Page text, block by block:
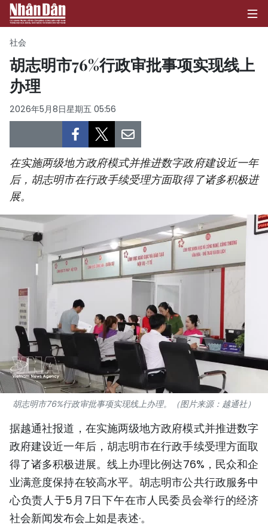
政治
经济
社会
体育
国际
旅游
友谊桥梁
史海
多功能媒体
图表新闻
图库
视频
人民报社简介
社会
胡志明市76%行政审批事项实现线上
办理
2026年5月8日星期五 05:56
在实施两级地方政府模式并推进数字政府建设近一年
后，胡志明市在行政手续受理方面取得了诸多积极进
展。
胡志明市76%行政审批事项实现线上办理。（图片来源：越通社）
据越通社报道，在实施两级地方政府模式并推进数字
政府建设近一年后，胡志明市在行政手续受理方面取
得了诸多积极进展。线上办理比例达76%，民众和企
业满意度保持在较高水平。胡志明市公共行政服务中
心负责人于5月7日下午在市人民委员会举行的经济
社会新闻发布会上如是表述·。